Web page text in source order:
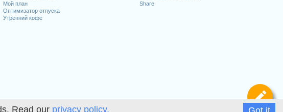
Read our privacy policy.
Мой план
Оптимизатор отпуска
Утренний кофе
Share